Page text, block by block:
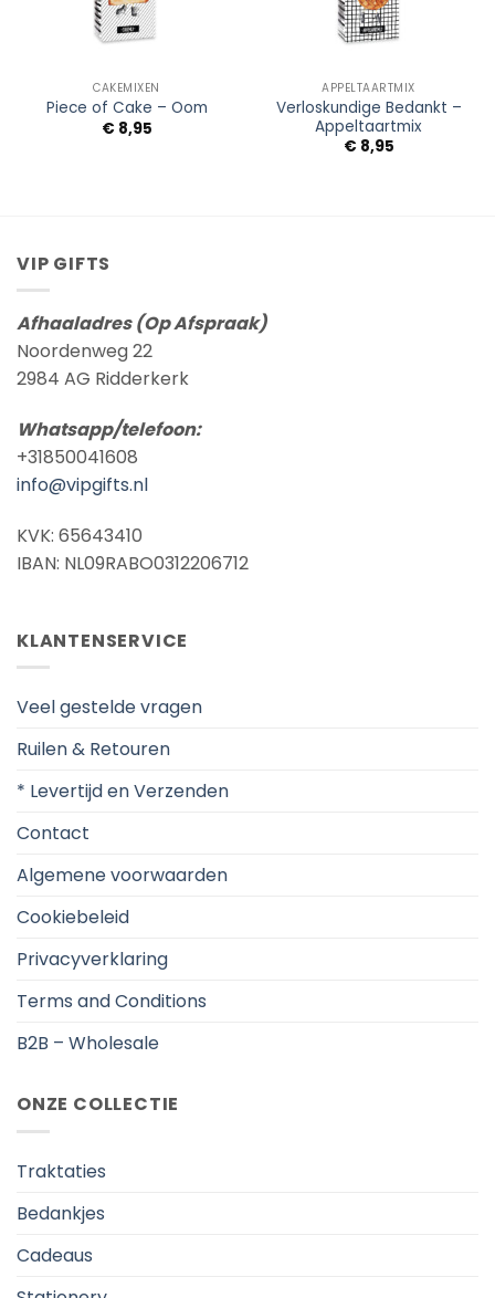
CAKEMIXEN
Piece of Cake – Oom
€8,95
APPELTAARTMIX
Verloskundige Bedankt –
Appeltaartmix
€8,95
VIP GIFTS
Afhaaladres (Op Afspraak)
Noordenweg 22
2984 AG Ridderkerk
Whatsapp/telefoon:
+31850041608
info@vipgifts.nl
KVK: 65643410
IBAN: NL09RABO0312206712
KLANTENSERVICE
Veel gestelde vragen
Ruilen & Retouren
* Levertijd en Verzenden
Contact
Algemene voorwaarden
Cookiebeleid
Privacyverklaring
Terms and Conditions
B2B – Wholesale
ONZE COLLECTIE
Traktaties
Bedankjes
Cadeaus